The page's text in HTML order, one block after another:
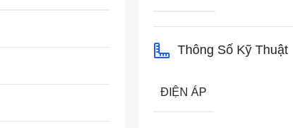
Thông Số Kỹ Thuật
ĐIỆN ÁP